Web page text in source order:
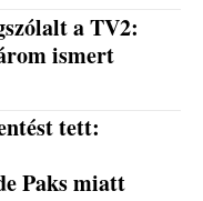
a TV2:
ismert
tett:
Paks miatt